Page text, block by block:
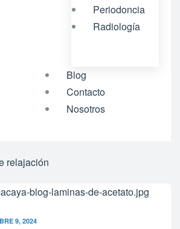
Periodoncia
Radiología
Blog
Contacto
Nosotros
relajación
9, 2024